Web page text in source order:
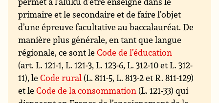
primaire et le secondaire et de faire l’objet
d’une épreuve facultative au baccalauréat. De
manière plus générale, en tant que langue
régionale, ce sont leCode de l’éducation
(art. L. 121-1, L. 121-3, L. 123-6, L. 312-10 et L. 312-
11), leCode rural (L. 811-5, L. 813-2 et R. 811-129)
et leCode de la consommation (L. 121-33) qui